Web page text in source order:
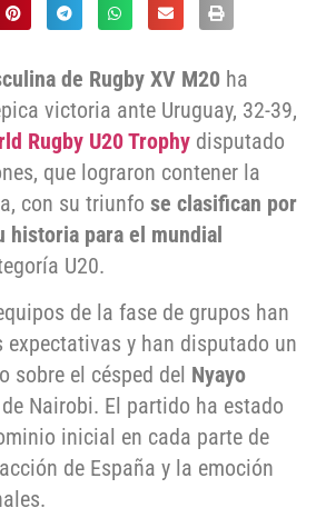
de Rugby XV M20 ha
victoria ante Uruguay, 32-39,
Rugby U20 Trophy disputado
que lograron contener la
con su triunfo se clasifican por
historia para el mundial
U20.
de la fase de grupos han
expectativas y han disputado un
sobre el césped del Nyayo
de Nairobi. El partido ha estado
inicial en cada parte de
de España y la emoción